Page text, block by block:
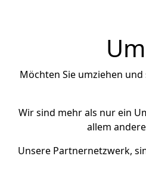
Möchten Sie umziehen
Wir sind mehr als nur ein
allem
Unsere Partnernetzwerk,